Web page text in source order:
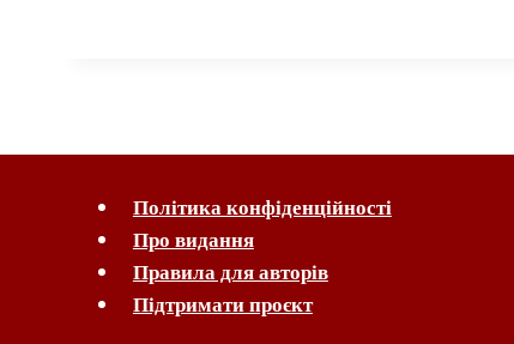
Політика конфіденційності
Про видання
Правила для авторів
Підтримати проєкт